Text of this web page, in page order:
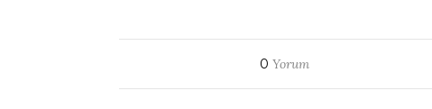
0 Yorum